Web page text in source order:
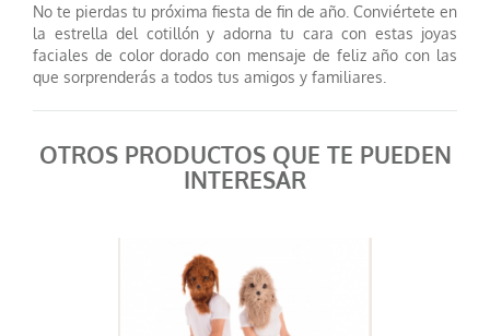
No te pierdas tu próxima fiesta de fin de año. Conviértete en
la estrella del cotillón y adorna tu cara con estas joyas
faciales de color dorado con mensaje de feliz año con las
que sorprenderás a todos tus amigos y familiares.
OTROS PRODUCTOS QUE TE PUEDEN
INTERESAR